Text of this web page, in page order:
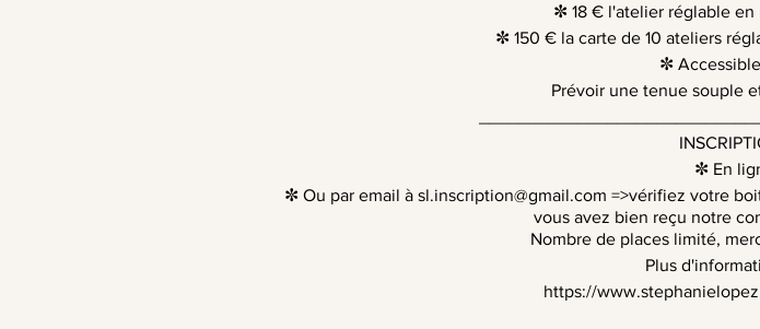
✼ 18 € l'atelier réglable en
✼ 150 € la carte de 10 ateliers
✼
Prévoir une tenue souple
✼ En
✼ Ou par email à sl.inscription@gmail.com =>vérifiez votre
vous avez bien reçu notre
Nombre de places limité,
Plus
https://